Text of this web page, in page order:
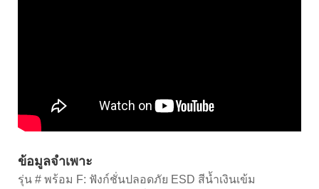
ข้อมูลจำเพาะ
รุ่น # พร้อม F: ฟังก์ชั่นปลอดภัย ESD สีน้ำเงินเข้ม